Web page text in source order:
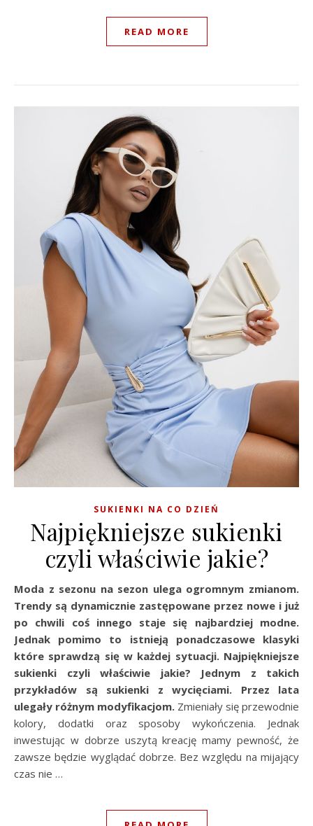
READ MORE
SUKIENKI NA CO DZIEŃ
Najpiękniejsze sukienki
czyli właściwie jakie?
Moda z sezonu na sezon ulega ogromnym zmianom.
Trendy są dynamicznie zastępowane przez nowe i już
po chwili coś innego staje się najbardziej modne.
Jednak pomimo to istnieją ponadczasowe klasyki
które sprawdzą się w każdej sytuacji. Najpiękniejsze
sukienki czyli właściwie jakie? Jednym z takich
przykładów są sukienki z wycięciami. Przez lata
ulegały różnym modyfikacjom. Zmieniały się przewodnie
kolory, dodatki oraz sposoby wykończenia. Jednak
inwestując w dobrze uszytą kreację mamy pewność, że
zawsze będzie wyglądać dobrze. Bez względu na mijający
czas nie …